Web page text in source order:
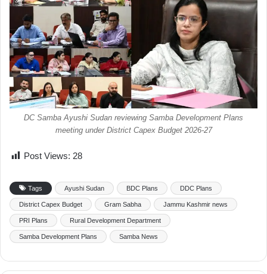
DC Samba Ayushi Sudan reviewing Samba Development Plans
meeting under District Capex Budget 2026-27
Post Views: 28
Tags Ayushi Sudan BDC Plans DDC Plans
District Capex Budget Gram Sabha Jammu Kashmir news
PRI Plans Rural Development Department
Samba Development Plans Samba News